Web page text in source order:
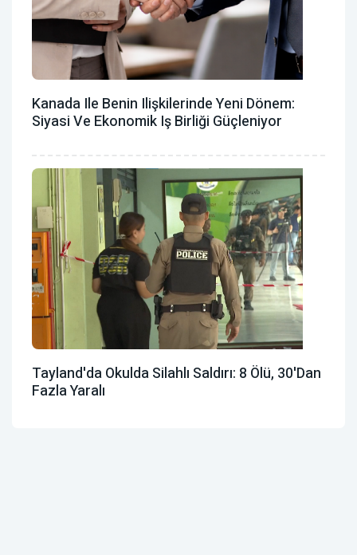
Kanada Ile Benin Ilişkilerinde Yeni Dönem:
Siyasi Ve Ekonomik Iş Birliği Güçleniyor
Tayland'da Okulda Silahlı Saldırı: 8 Ölü, 30'dan
Fazla Yaralı